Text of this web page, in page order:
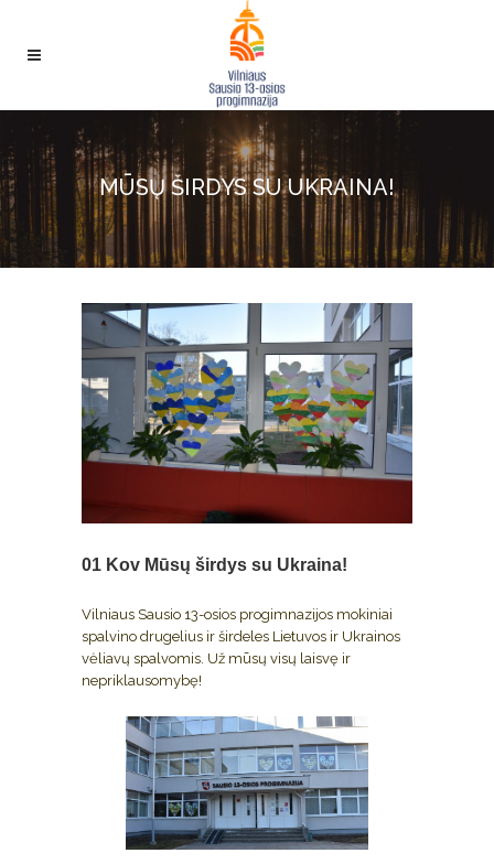
MŪSŲ ŠIRDYS SU UKRAINA!
01 Kov Mūsų širdys su Ukraina!
Vilniaus Sausio 13-osios progimnazijos mokiniai
spalvino drugelius ir širdeles Lietuvos ir Ukrainos
vėliavų spalvomis. Už mūsų visų laisvę ir
nepriklausomybę!